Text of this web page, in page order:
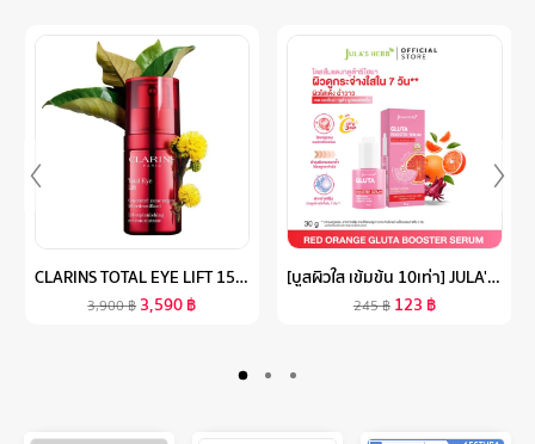
CLARINS TOTAL EYE LIFT 15ML คลาแรงส์ โททอล อาย ลิฟต์ ดูแลผิวรอบดวงตา ครีมรอบดวงตา ครีมบำรุงผิวรอบดวงตา
3,900฿ 3,590฿
[บูสผิวใส เข้มข้น 10เท่า] JULA'S HERB จุฬาเฮิร์บ โดสส้มแดง แบบขวด 30ML
245฿ 123 ฿